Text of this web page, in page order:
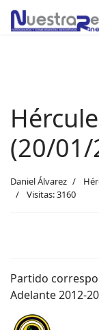
(20/01/
Daniel Álvarez
Visitas: 3160
Partido
Adelante 2012-